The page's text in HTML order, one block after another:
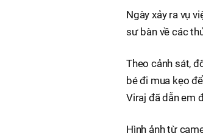
Ngày xảy ra vụ
sư bàn về các
Theo cảnh sát,
bé đi mua kẹo
Viraj đã dẫn em
Hình ảnh từ